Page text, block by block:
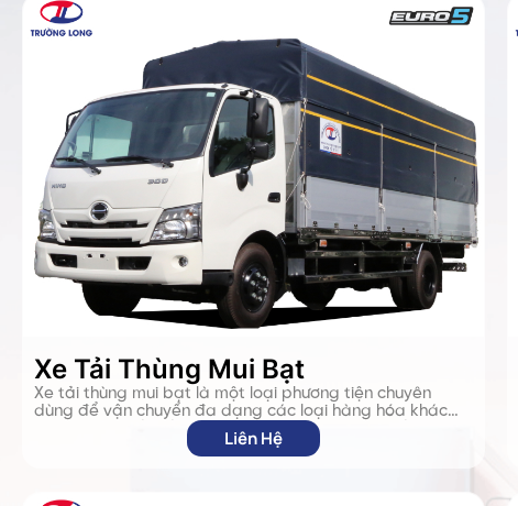
Xe Tải Thùng Mui Bạt
Xe tải thùng mui bạt là một loại phương tiện chuyên
dùng để vận chuyển đa dạng các loại hàng hóa khác
nhau vì có thiết kế linh hoạt giúp cho việc lên xuống đa
dạng các mặt hàng hoá thuận tiện và dễ dàng. Thiết
hàng đầu của rất nhiều doanh nghiệp và các khách
Liên Hệ